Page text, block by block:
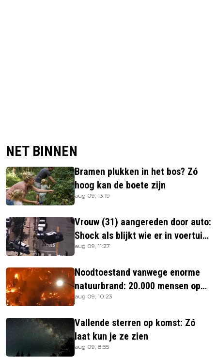
NET BINNEN
Bramen plukken in het bos? Zó
hoog kan de boete zijn
aug 09, 13:19
Vrouw (31) aangereden door auto:
Shock als blijkt wie er in voertuig
zitten
aug 09, 11:27
Noodtoestand vanwege enorme
natuurbrand: 20.000 mensen op
de vlucht
aug 09, 10:23
Vallende sterren op komst: Zó
laat kun je ze zien
aug 09, 8:55